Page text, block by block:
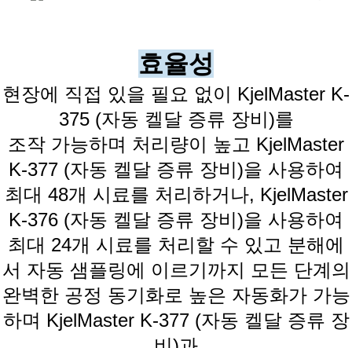
효율성
현장에 직접 있을 필요 없이 KjelMaster K-
375 (자동 켈달 증류 장비)를
조작 가능하며 처리량이 높고 KjelMaster
K-377 (자동 켈달 증류 장비)을 사용하여
최대 48개 시료를 처리하거나, KjelMaster
K-376 (자동 켈달 증류 장비)을 사용하여
최대 24개 시료를 처리할 수 있고 분해에
서 자동 샘플링에 이르기까지 모든 단계의
완벽한 공정 동기화로 높은 자동화가 가능
하며 KjelMaster K-377 (자동 켈달 증류 장